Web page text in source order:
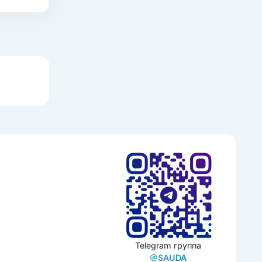
Telegram группа
SAUDA